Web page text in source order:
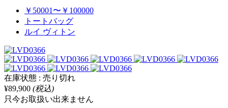
￥50001〜￥100000
トートバッグ
ルイ ヴィトン
在庫状態 : 売り切れ
¥89,900 (税込)
只今お取扱い出来ません